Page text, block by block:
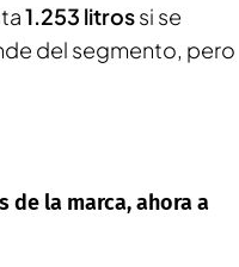
1.253 litrossi se
del segmento, pero
de la marca, ahora a